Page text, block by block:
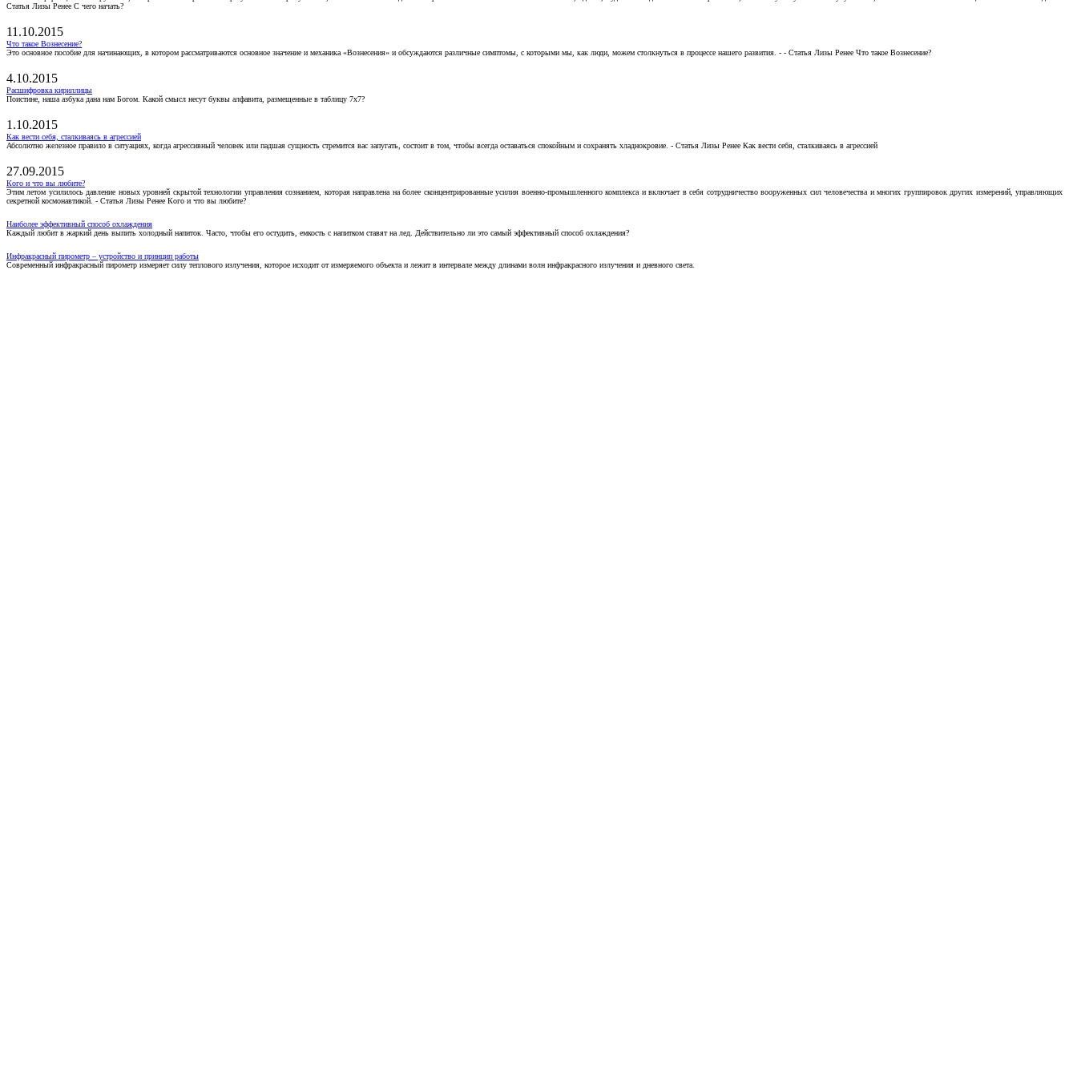
Статья Лизы Ренее С чего начать?
11.10.2015
Что такое Вознесение?
Это основное пособие для начинающих, в котором рассматриваются основное значение и механика «Вознесения» и обсуждаются различные симптомы, с которыми мы, как люди, можем столкнуться в процессе нашего развития. - - Статья Лизы Ренее Что такое Вознесение?
4.10.2015
Расшифровка кириллицы
Поистине, наша азбука дана нам Богом. Какой смысл несут буквы алфавита, размещенные в таблицу 7х7?
1.10.2015
Как вести себя, сталкиваясь в агрессией
Абсолютно железное правило в ситуациях, когда агрессивный человек или падшая сущность стремится вас запугать, состоит в том, чтобы всегда оставаться спокойным и сохранять хладнокровие. - Статья Лизы Ренее Как вести себя, сталкиваясь в агрессией
27.09.2015
Кого и что вы любите?
Этим летом усилилось давление новых уровней скрытой технологии управления сознанием, которая направлена на более сконцентрированные усилия военно-промышленного комплекса и включает в себя сотрудничество вооруженных сил человечества и многих группировок других измерений, управляющих
секретной космонавтикой. - Статья Лизы Ренее Кого и что вы любите?
Наиболее эффективный способ охлаждения
Каждый любит в жаркий день выпить холодный напиток. Часто, чтобы его остудить, емкость с напитком ставят на лед. Действительно ли это самый эффективный способ охлаждения?
Инфракрасный пирометр – устройство и принцип работы
Современный инфракрасный пирометр измеряет силу теплового излучения, которое исходит от измеряемого объекта и лежит в интервале между длинами волн инфракрасного излучения и дневного света.